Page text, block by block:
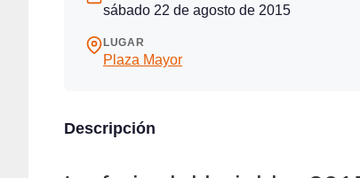
sábado 22 de agosto de 2015
LUGAR
Plaza Mayor
Descripción